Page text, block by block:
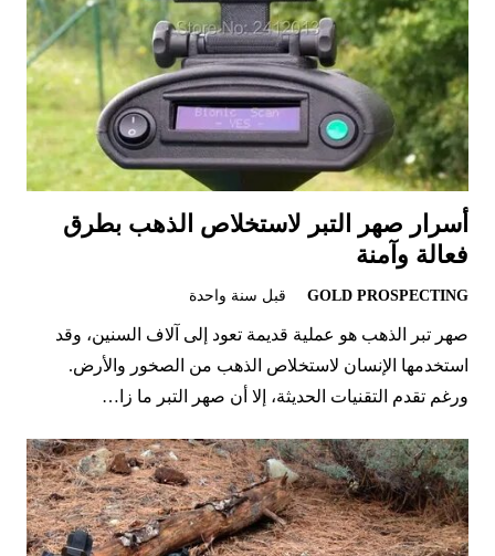
أسرار صهر التبر لاستخلاص الذهب بطرق
فعالة وآمنة
GOLD PROSPECTING قبل سنة واحدة
صهر تبر الذهب هو عملية قديمة تعود إلى آلاف السنين، وقد
استخدمها الإنسان لاستخلاص الذهب من الصخور والأرض.
ورغم تقدم التقنيات الحديثة، إلا أن صهر التبر ما زا…